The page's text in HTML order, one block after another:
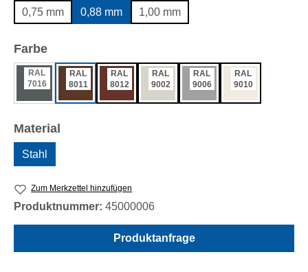
0,75 mm 0,88 mm 1,00 mm
Farbeauswählen
RAL
7016
RAL
8011
RAL
8012
RAL
9002
RAL
9006
RAL
9010
Material
Stahl
Zum Merkzettel hinzufügen
Produktnummer: 45000006
Produktanfrage